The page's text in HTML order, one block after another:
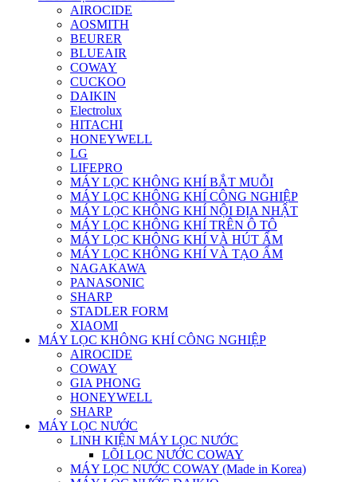
AIROCIDE
AOSMITH
BEURER
BLUEAIR
COWAY
CUCKOO
DAIKIN
Electrolux
HITACHI
HONEYWELL
LG
LIFEPRO
MÁY LỌC KHÔNG KHÍ BẮT MUỖI
MÁY LỌC KHÔNG KHÍ CÔNG NGHIỆP
MÁY LỌC KHÔNG KHÍ NỘI ĐỊA NHẬT
MÁY LỌC KHÔNG KHÍ TRÊN Ô TÔ
MÁY LỌC KHÔNG KHÍ VÀ HÚT ẨM
MÁY LỌC KHÔNG KHÍ VÀ TẠO ẨM
NAGAKAWA
PANASONIC
SHARP
STADLER FORM
XIAOMI
MÁY LỌC KHÔNG KHÍ CÔNG NGHIỆP
AIROCIDE
COWAY
GIA PHONG
HONEYWELL
SHARP
MÁY LỌC NƯỚC
LINH KIỆN MÁY LỌC NƯỚC
LÕI LỌC NƯỚC COWAY
MÁY LỌC NƯỚC COWAY (Made in Korea)